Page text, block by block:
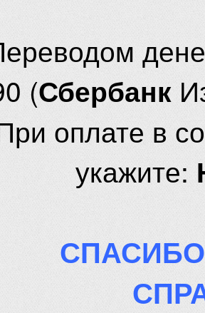
(Сбербанк
оплате в
укажите: